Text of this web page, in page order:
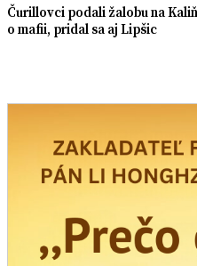
Čurillovci podali žalobu na
o mafii, pridal sa aj Lipšic